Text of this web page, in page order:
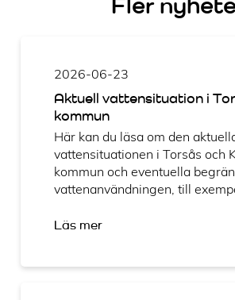
2026-06-23
Aktuell vattensituation i
kommun
Här kan du läsa om den
vattensituationen i Torsås och
kommun och eventuella
vattenanvändningen, till
Läs mer